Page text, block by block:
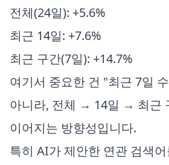
전체(24일): +5.6%
최근 14일: +7.6%
최근 구간(7일): +14.7%
여기서 중요한 건 "최근 7일
아니라, 전체 → 14일 → 최근
이어지는 방향성입니다.
특히 AI가 제안한 연관 검색